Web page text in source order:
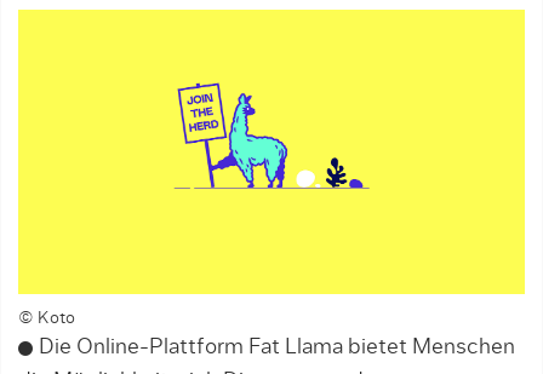
© Koto
Die Online-Plattform Fat Llama bietet Menschen